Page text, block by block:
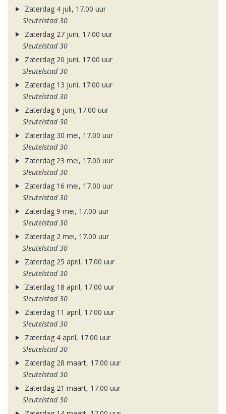
Zaterdag 4 juli, 17.00 uur
Sleutelstad 30
Zaterdag 27 juni, 17.00 uur
Sleutelstad 30
Zaterdag 20 juni, 17.00 uur
Sleutelstad 30
Zaterdag 13 juni, 17.00 uur
Sleutelstad 30
Zaterdag 6 juni, 17.00 uur
Sleutelstad 30
Zaterdag 30 mei, 17.00 uur
Sleutelstad 30
Zaterdag 23 mei, 17.00 uur
Sleutelstad 30
Zaterdag 16 mei, 17.00 uur
Sleutelstad 30
Zaterdag 9 mei, 17.00 uur
Sleutelstad 30
Zaterdag 2 mei, 17.00 uur
Sleutelstad 30
Zaterdag 25 april, 17.00 uur
Sleutelstad 30
Zaterdag 18 april, 17.00 uur
Sleutelstad 30
Zaterdag 11 april, 17.00 uur
Sleutelstad 30
Zaterdag 4 april, 17.00 uur
Sleutelstad 30
Zaterdag 28 maart, 17.00 uur
Sleutelstad 30
Zaterdag 21 maart, 17.00 uur
Sleutelstad 30